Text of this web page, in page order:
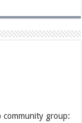
community group: